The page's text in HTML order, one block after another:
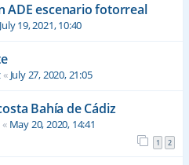
ADE escenario fotorreal
July 19, 2021, 10:40
« July 27, 2020, 21:05
Bahía de Cádiz
« May 20, 2020, 14:41
1 2